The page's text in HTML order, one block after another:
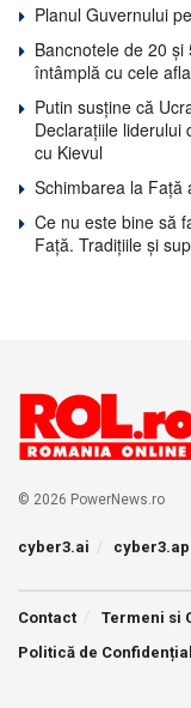
Planul Guvernului
Bancnotele de 20
întâmplă cu cele
Putin susține că
Declarațiile liderului
cu Kievul
Schimbarea la Față
Ce nu este bine să
Față. Tradițiile și
© 2026 PowerNews.ro
cyber3.ai
Contact Termeni si
Politică de